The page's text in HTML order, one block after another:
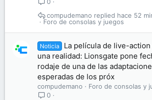
Foro de consolas y juegos
hace 52
compudemano
Noticia
La película de live-
una realidad: Lionsgate pone
rodaje de una de las
esperadas de los próx
compudemano
Foro de consolas y
0